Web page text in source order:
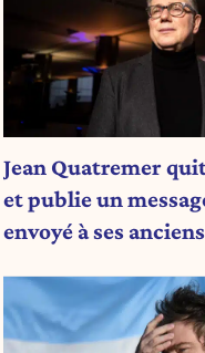
Jean Quatremer
et publie un
envoyé à ses